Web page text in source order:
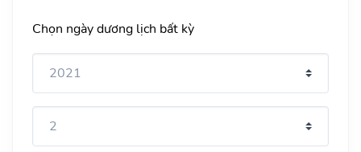
Chọn ngày dương lịch bất kỳ